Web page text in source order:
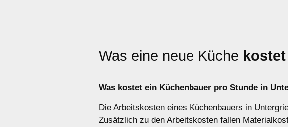
Was eine neue Küche kostet
Was kostet ein Küchenbauer pro Stunde in
Die Arbeitskosten eines Küchenbauers in
Zusätzlich zu den Arbeitskosten fallen